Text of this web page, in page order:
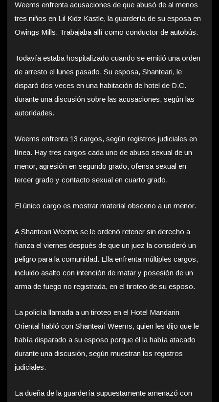
Weems enfrenta acusaciones de que abusó de al menos
tres niños en Lil Kidz Kastle, la guardería de su esposa en
Owings Mills. Trabajaba allí como conductor de autobús.
Todavía estaba hospitalizado cuando se emitió una orden
de arresto el lunes pasado. Su esposa, Shanteari, le
disparó dos veces en una habitación de hotel de D.C.
durante una discusión sobre las acusaciones, según las
autoridades.
Weems enfrenta 13 cargos, según registros judiciales en
línea. Hay tres cargos cada uno de abuso sexual de un
menor, agresión en segundo grado, ofensa sexual en
tercer grado y contacto sexual en cuarto grado.
El único cargo es mostrar material obsceno a un menor.
A Shanteari Weems se le ordenó retener sin derecho a
fianza el viernes después de que un juez la consideró un
peligro para la comunidad. Ella enfrenta múltiples cargos,
incluido asalto con intención de matar y posesión de un
arma de fuego no registrada, en el tiroteo de su esposo.
La policía llamada a un tiroteo en el Hotel Mandarin
Oriental habló con Shanteari Weems, quien les dijo que le
había disparado a su esposo porque él la había atacado
durante una discusión, según muestran los registros
judiciales.
La dueña de la guardería supuestamente amenazó con